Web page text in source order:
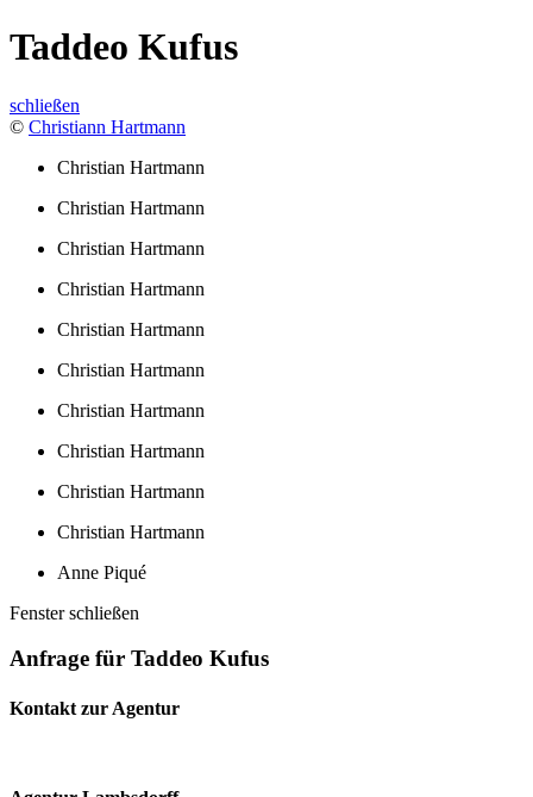
Taddeo Kufus
schließen
© Christiann Hartmann
Christian Hartmann
Christian Hartmann
Christian Hartmann
Christian Hartmann
Christian Hartmann
Christian Hartmann
Christian Hartmann
Christian Hartmann
Christian Hartmann
Christian Hartmann
Anne Piqué
Fenster schließen
Anfrage für Taddeo Kufus
Kontakt zur Agentur